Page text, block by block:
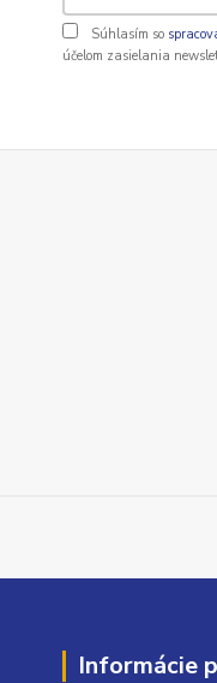
Súhlasím so
účelom zasielania
Informácie